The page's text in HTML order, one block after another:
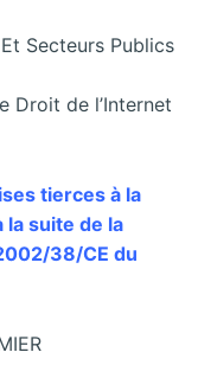
Secteurs Publics
Droit de l’Internet
tierces à la
suite de la
38/CE du